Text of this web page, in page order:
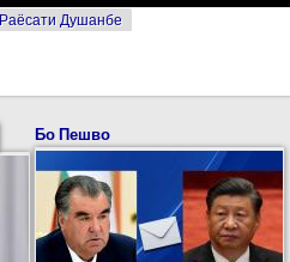
Раёсати Душанбе
Бо Пешво